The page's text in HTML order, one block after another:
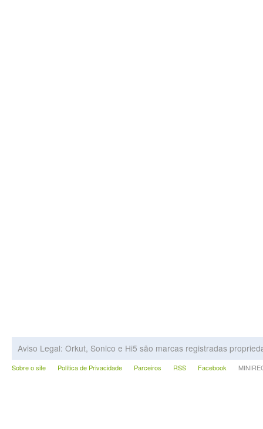
Aviso Legal: Orkut, Sonico e Hi5 são marcas registradas
Sobre o site Política de Privacidade Parceiros RSS Facebook